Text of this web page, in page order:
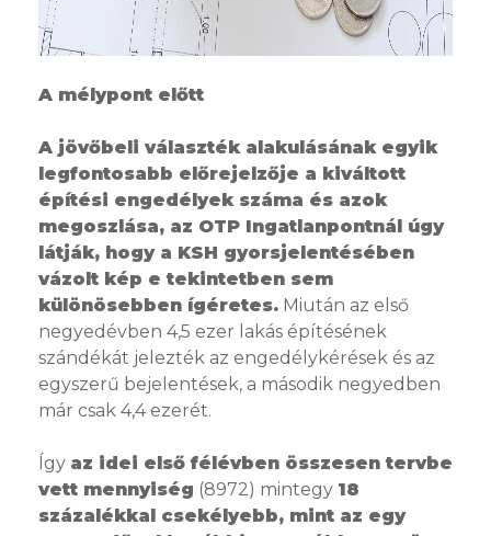
A mélypont előtt
A jövőbeli választék alakulásának egyik
legfontosabb előrejelzője a kiváltott
építési engedélyek száma és azok
megoszlása, az OTP Ingatlanpontnál úgy
látják, hogy a KSH gyorsjelentésében
vázolt kép e tekintetben sem
különösebben ígéretes. Miután az első
negyedévben 4,5 ezer lakás építésének
szándékát jelezték az engedélykérések és az
egyszerű bejelentések, a második negyedben
már csak 4,4 ezerét.
Így az idei első félévben összesen tervbe
vett mennyiség (8972) mintegy 18
százalékkal csekélyebb, mint az egy